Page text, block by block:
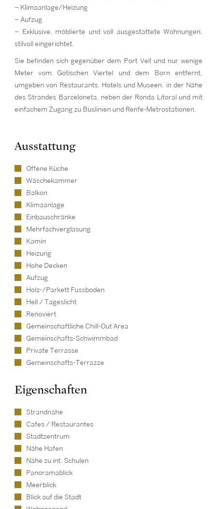
– Klimaanlage/Heizung
– Aufzug
– Exklusive, möblierte und voll ausgestattete Wohnungen,
stilvoll eingerichtet.
Sie befinden sich gegenüber dem Port Vell und nur wenige
Meter vom Gotischen Viertel und dem Born entfernt,
umgeben von Restaurants, Hotels und Museen, in der Nähe
des Strandes Barceloneta, neben der Ronda Litoral und mit
einfachem Zugang zu Buslinien und Renfe-Metrostationen.
Ausstattung
Offene Küche
Wäschekammer
Balkon
Klimaanlage
Einbauschränke
Mehrfachverglasung
Kamin
Heizung
Hohe Decken
Aufzug
Holz-/Parkett Fussboden
Hell / Tageslicht
Renoviert
Gemeinschaftliche Chill-Out Area
Gemeinschafts-Schwimmbad
Private Terrasse
Gemeinschafts-Terrazze
Eigenschaften
Strandnähe
Cafes / Restaurantes
Stadtzentrum
Nähe Hafen
Nähe zu int. Schulen
Panoramablick
Meerblick
Blick auf die Stadt